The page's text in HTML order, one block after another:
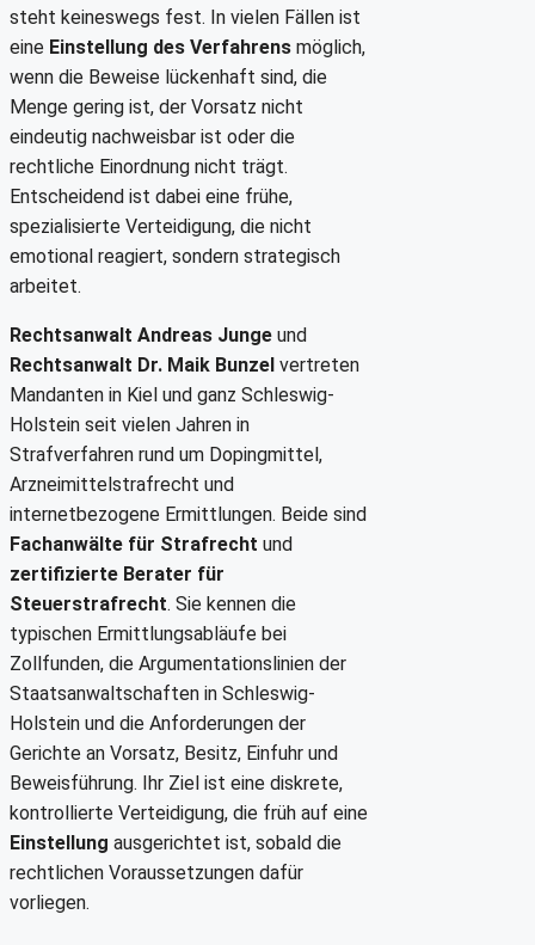
steht keineswegs fest. In vielen Fällen ist
eine Einstellung des Verfahrens möglich,
wenn die Beweise lückenhaft sind, die
Menge gering ist, der Vorsatz nicht
eindeutig nachweisbar ist oder die
rechtliche Einordnung nicht trägt.
Entscheidend ist dabei eine frühe,
spezialisierte Verteidigung, die nicht
emotional reagiert, sondern strategisch
arbeitet.
Rechtsanwalt Andreas Junge und
Rechtsanwalt Dr. Maik Bunzel vertreten
Mandanten in Kiel und ganz Schleswig-
Holstein seit vielen Jahren in
Strafverfahren rund um Dopingmittel,
Arzneimittelstrafrecht und
internetbezogene Ermittlungen. Beide sind
Fachanwälte für Strafrecht und
zertifizierte Berater für
Steuerstrafrecht. Sie kennen die
typischen Ermittlungsabläufe bei
Zollfunden, die Argumentationslinien der
Staatsanwaltschaften in Schleswig-
Holstein und die Anforderungen der
Gerichte an Vorsatz, Besitz, Einfuhr und
Beweisführung. Ihr Ziel ist eine diskrete,
kontrollierte Verteidigung, die früh auf eine
Einstellung ausgerichtet ist, sobald die
rechtlichen Voraussetzungen dafür
vorliegen.